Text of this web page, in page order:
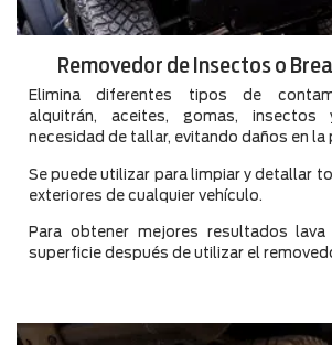
Removedor de Insectos o
Elimina diferentes tipos de
alquitrán, aceites, gomas, insectos
necesidad de tallar, evitando daños en la
Se puede utilizar para limpiar y detallar
exteriores de cualquier vehículo.
Para obtener mejores resultados
superficie después de utilizar el